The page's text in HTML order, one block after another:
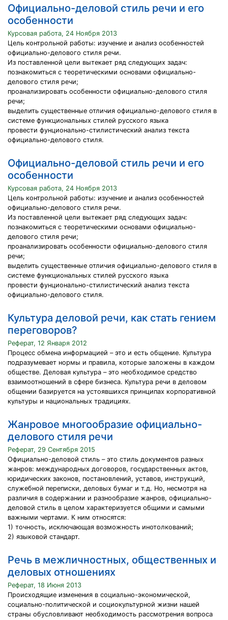
Официально-деловой стиль речи и его
особенности
Курсовая работа, 24 Ноября 2013
Цель контрольной работы: изучение и анализ особенностей
официально-делового стиля речи.
Из поставленной цели вытекает ряд следующих задач:
познакомиться с теоретическими основами официально-
делового стиля речи;
проанализировать особенности официально-делового стиля
речи;
выделить существенные отличия официально-делового стиля в
системе функциональных стилей русского языка
провести фунционально-стилистический анализ текста
официально-делового стиля.
Официально-деловой стиль речи и его
особенности
Курсовая работа, 24 Ноября 2013
Цель контрольной работы: изучение и анализ особенностей
официально-делового стиля речи.
Из поставленной цели вытекает ряд следующих задач:
познакомиться с теоретическими основами официально-
делового стиля речи;
проанализировать особенности официально-делового стиля
речи;
выделить существенные отличия официально-делового стиля в
системе функциональных стилей русского языка
провести фунционально-стилистический анализ текста
официально-делового стиля.
Культура деловой речи, как стать гением
переговоров?
Реферат, 12 Января 2012
Процесс обмена информацией – это и есть общение. Культура
подразумевает нормы и правила, которые заложены в каждом
обществе. Деловая культура – это необходимое средство
взаимоотношений в сфере бизнеса. Культура речи в деловом
общении базируется на устоявшихся принципах корпоративной
культуры и национальных традициях.
Жанровое многообразие официально-
делового стиля речи
Реферат, 29 Сентября 2015
Официально-деловой стиль – это стиль документов разных
жанров: международных договоров, государственных актов,
юридических законов, постановлений, уставов, инструкций,
служебной переписки, деловых бумаг и т.д. Но, несмотря на
различия в содержании и разнообразие жанров, официально-
деловой стиль в целом характеризуется общими и самыми
важными чертами. К ним относятся:
1) точность, исключающая возможность инотолкований;
2) языковой стандарт.
Речь в межличностных, общественных и
деловых отношениях
Реферат, 18 Июня 2013
Происходящие изменения в социально-экономической,
социально-политической и социокультурной жизни нашей
страны обусловливают необходимость рассмотрения вопроса